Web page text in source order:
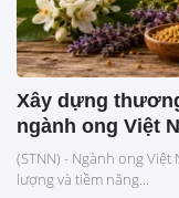
Xây dựng
ngành ong Việt
(STNN) - Ngành ong
lượng và tiềm năng...